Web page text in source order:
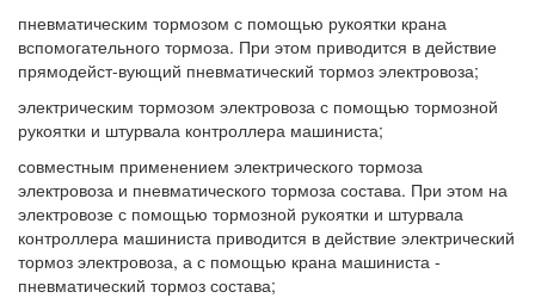
пневматическим тормозом с помощью рукоятки крана
вспомогательного тормоза. При этом приводится в действие
прямодейст-вующий пневматический тормоз электровоза;
электрическим тормозом электровоза с помощью тормозной
рукоятки и штурвала контроллера машиниста;
совместным применением электрического тормоза
электровоза и пневматического тормоза состава. При этом на
электровозе с помощью тормозной рукоятки и штурвала
контроллера машиниста приводится в действие электрический
тормоз электровоза, а с помощью крана машиниста -
пневматический тормоз состава;